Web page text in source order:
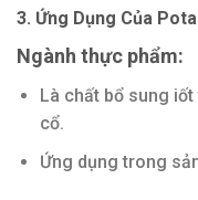
3. Ứng Dụng Của
Ngành thực phẩm:
Là chất bổ sung
cổ.
Ứng dụng trong